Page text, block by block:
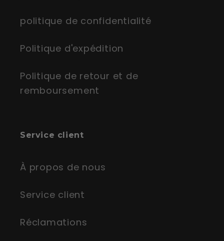
politique de confidentialité
Politique d'expédition
Politique de retour et de
remboursement
Service client
À propos de nous
Service client
Réclamations